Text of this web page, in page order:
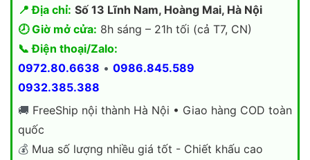
📍 Địa chỉ: Số 13 Lĩnh Nam, Hoàng Mai, Hà Nội
🕗 Giờ mở cửa: 8h sáng – 21h tối (cả T7, CN)
📞 Điện thoại/Zalo:
0972.80.6638 • 0986.845.589
0932.385.388
🚚 FreeShip nội thành Hà Nội • Giao hàng COD toàn
quốc
💰 Mua số lượng nhiều giá tốt - Chiết khấu cao